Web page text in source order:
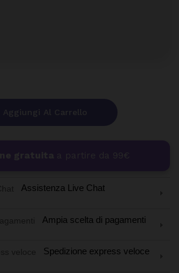
Aggiungi Al Carrello
Assistenza Live Chat
Ampia scelta di pagamenti
Spedizione express veloce